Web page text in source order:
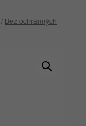
/ Bez ochranných